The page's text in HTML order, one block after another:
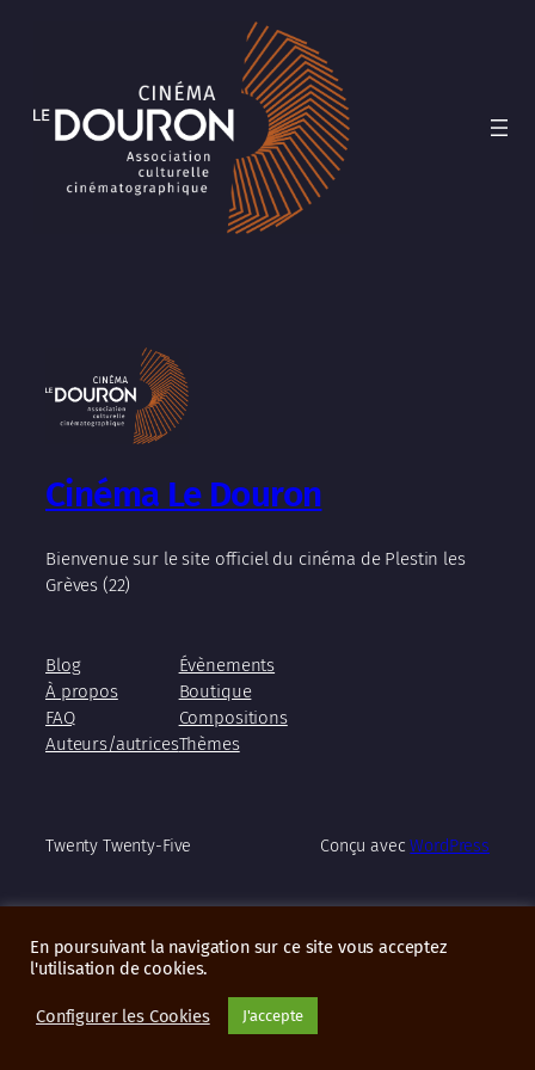
Cinéma Le Douron
Bienvenue sur le site officiel du cinéma de Plestin les
Grèves (22)
Blog
À propos
FAQ
Auteurs/autrices
Évènements
Boutique
Compositions
Thèmes
Twenty Twenty-Five Conçu avecWordPress
En poursuivant la navigation sur ce site vous acceptez
l'utilisation de cookies.
Configurer les Cookies J'accepte